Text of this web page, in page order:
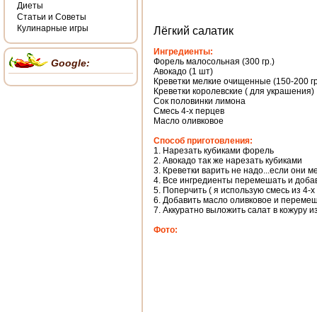
Лёгкий салатик
Ингредиенты:
Форель малосольная (300 гр.)
Авокадо (1 шт)
Креветки мелкие очищенные (150-200
Креветки королевские ( для украшения)
Сок половинки лимона
Смесь 4-х перцев
Масло оливковое
Способ приготовления:
1. Нарезать кубиками форель
2. Авокадо так же нарезать кубиками
3. Креветки варить не надо...если они
4. Все ингредиенты перемешать и
5. Поперчить ( я использую смесь из 4-
6. Добавить масло оливковое и
7. Аккуратно выложить салат в кожуру
Фото:
Диеты
Статьи и Советы
Кулинарные игры
Google: